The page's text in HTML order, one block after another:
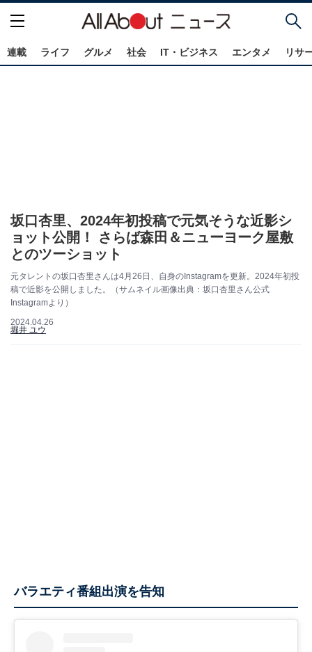
連載 ライフ グルメ 社会 IT・ビジネス エンタメ リサ
坂口杏里、2024年初投稿で元気そうな近影シ
ョット公開！ さらば森田＆ニューヨーク屋敷
とのツーショット
元タレントの坂口杏里さんは4月26日、自身のInstagramを更新。2024年初投
稿で近影を公開しました。（サムネイル画像出典：坂口杏里さん公式
Instagramより）
2024.04.26
堀井 ユウ
バラエティ番組出演を告知